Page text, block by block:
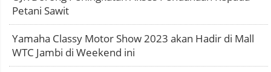
Petani Sawit
Yamaha Classy Motor Show 2023 akan Hadir di Mall
WTC Jambi di Weekend ini